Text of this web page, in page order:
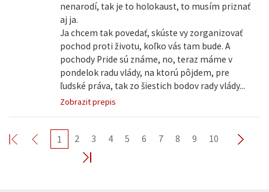
nenarodí, tak je to holokaust, to musím priznať
aj ja.
Ja chcem tak povedať, skúste vy zorganizovať
pochod proti životu, koľko vás tam bude. A
pochody Pride sú známe, no, teraz máme v
pondelok radu vlády, na ktorú pôjdem, pre
ľudské práva, tak zo šiestich bodov rady vlády...
Zobrazit prepis
1 2 3 4 5 6 7 8 9 10